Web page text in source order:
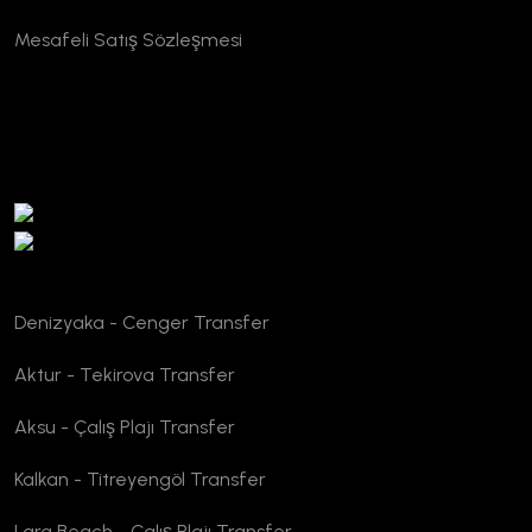
Mesafeli Satış Sözleşmesi
Denizyaka - Cenger Transfer
Aktur - Tekirova Transfer
Aksu - Çalış Plajı Transfer
Kalkan - Titreyengöl Transfer